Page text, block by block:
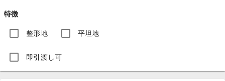
特徴
整形地 平坦地
即引渡し可